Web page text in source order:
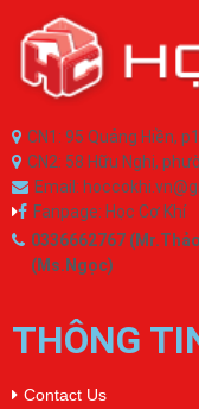
CN1: 95 Quảng Hiền,
CN2: 58 Hữu Nghị,
Email:
Fanpage: Học Cơ Khí
0336662767
(Ms.Ngọc)
THÔNG
Contact Us